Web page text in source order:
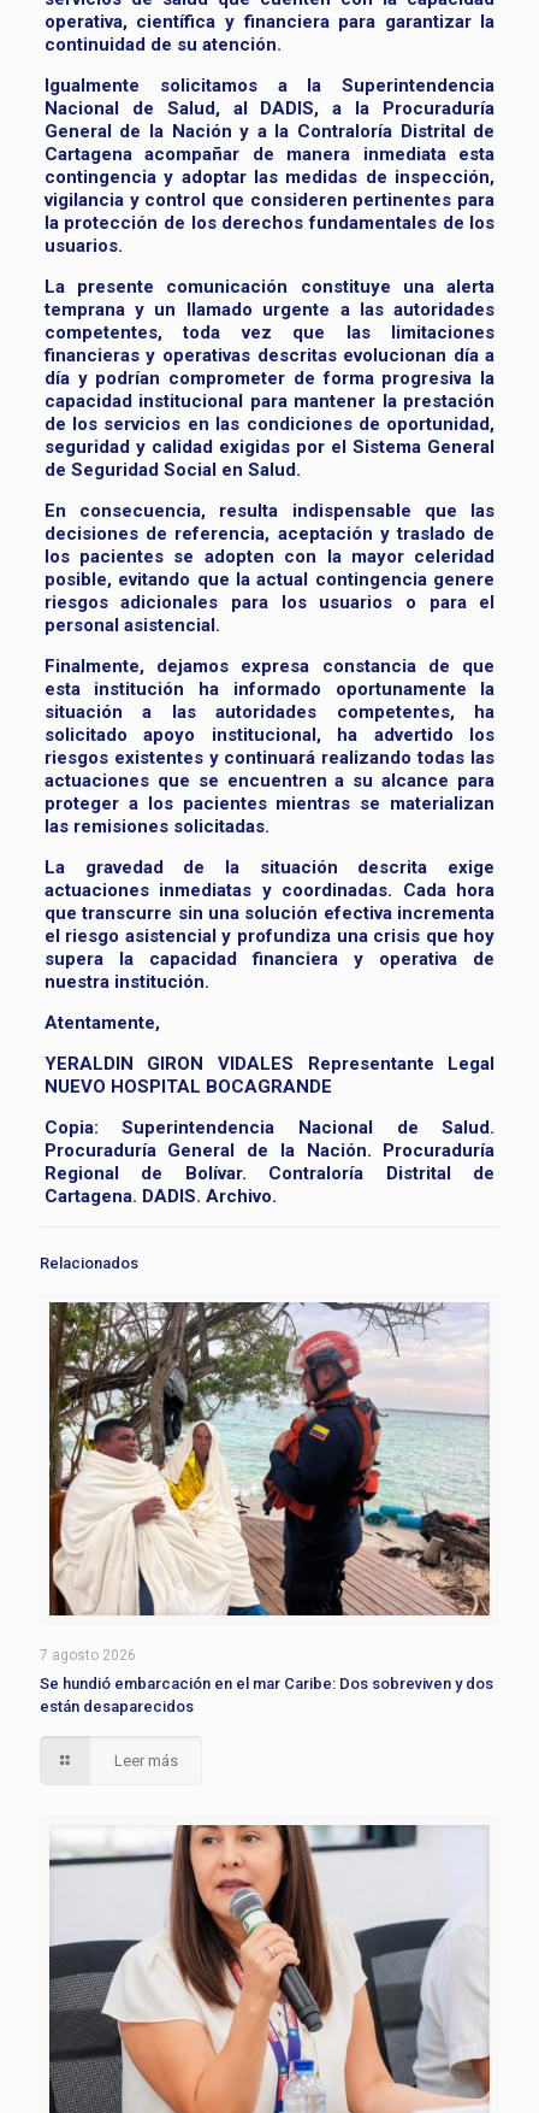
operativa, científica y financiera para garantizar la
continuidad de su atención.
Igualmente solicitamos a la Superintendencia
Nacional de Salud, al DADIS, a la Procuraduría
General de la Nación y a la Contraloría Distrital de
Cartagena acompañar de manera inmediata esta
contingencia y adoptar las medidas de inspección,
vigilancia y control que consideren pertinentes para
la protección de los derechos fundamentales de los
usuarios.
La presente comunicación constituye una alerta
temprana y un llamado urgente a las autoridades
competentes, toda vez que las limitaciones
financieras y operativas descritas evolucionan día a
día y podrían comprometer de forma progresiva la
capacidad institucional para mantener la prestación
de los servicios en las condiciones de oportunidad,
seguridad y calidad exigidas por el Sistema General
de Seguridad Social en Salud.
En consecuencia, resulta indispensable que las
decisiones de referencia, aceptación y traslado de
los pacientes se adopten con la mayor celeridad
posible, evitando que la actual contingencia genere
riesgos adicionales para los usuarios o para el
personal asistencial.
Finalmente, dejamos expresa constancia de que
esta institución ha informado oportunamente la
situación a las autoridades competentes, ha
solicitado apoyo institucional, ha advertido los
riesgos existentes y continuará realizando todas las
actuaciones que se encuentren a su alcance para
proteger a los pacientes mientras se materializan
las remisiones solicitadas.
La gravedad de la situación descrita exige
actuaciones inmediatas y coordinadas. Cada hora
que transcurre sin una solución efectiva incrementa
el riesgo asistencial y profundiza una crisis que hoy
supera la capacidad financiera y operativa de
nuestra institución.
Atentamente,
YERALDIN GIRON VIDALES Representante Legal
NUEVO HOSPITAL BOCAGRANDE
Copia: Superintendencia Nacional de Salud.
Procuraduría General de la Nación. Procuraduría
Regional de Bolívar. Contraloría Distrital de
Cartagena. DADIS. Archivo.
Relacionados
7 agosto 2026
Se hundió embarcación en el mar Caribe: Dos sobreviven y dos
están desaparecidos
Leer más